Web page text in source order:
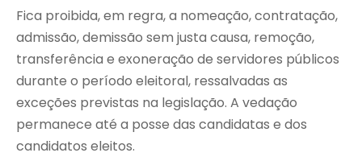
Fica proibida, em regra, a nomeação, contratação,
admissão, demissão sem justa causa, remoção,
transferência e exoneração de servidores públicos
durante o período eleitoral, ressalvadas as
exceções previstas na legislação. A vedação
permanece até a posse das candidatas e dos
candidatos eleitos.